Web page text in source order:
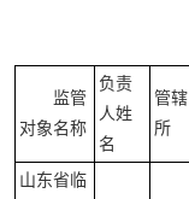
监管
对象名称
负责
人姓
名
管辖
所
山东省临